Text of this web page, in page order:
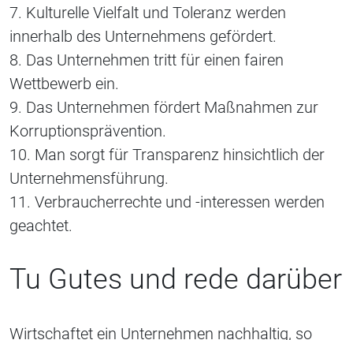
7. Kulturelle Vielfalt und Toleranz werden
innerhalb des Unternehmens gefördert.
8. Das Unternehmen tritt für einen fairen
Wettbewerb ein.
9. Das Unternehmen fördert Maßnahmen zur
Korruptionsprävention.
10. Man sorgt für Transparenz hinsichtlich der
Unternehmensführung.
11. Verbraucherrechte und -interessen werden
geachtet.
Tu Gutes und rede darüber
Wirtschaftet ein Unternehmen nachhaltig, so